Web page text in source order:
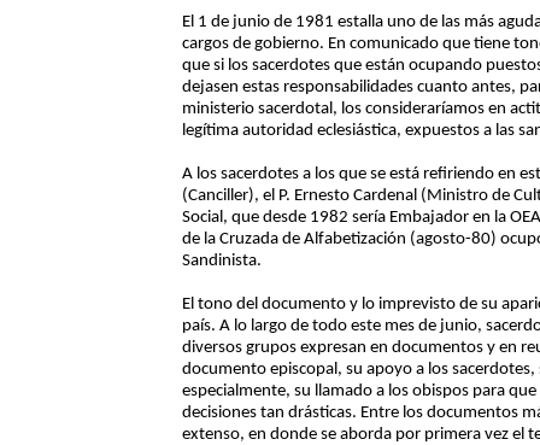
El 1 de junio de 1981 estalla uno de las más
cargos de gobierno. En comunicado que tiene
que si los sacerdotes que están ocupando
dejasen estas responsabilidades cuanto antes,
ministerio sacerdotal, los consideraríamos en
legítima autoridad eclesiástica, expuestos a las
A los sacerdotes a los que se está refiriendo en
(Canciller), el P. Ernesto Cardenal (Ministro de
Social, que desde 1982 sería Embajador en la
de la Cruzada de Alfabetización (agosto-80)
Sandinista.
El tono del documento y lo imprevisto de su
país. A lo largo de todo este mes de junio,
diversos grupos expresan en documentos y en
documento episcopal, su apoyo a los
especialmente, su llamado a los obispos para
decisiones tan drásticas. Entre los documentos
extenso, en donde se aborda por primera vez el